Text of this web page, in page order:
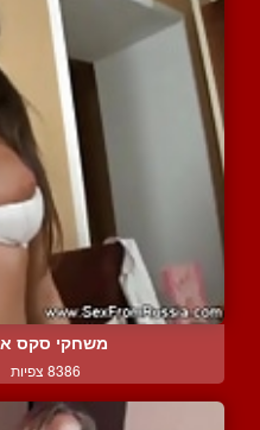
משחקי סקס
8386 צפיות